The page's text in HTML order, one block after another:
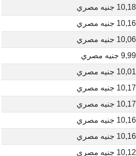
جنيه مصري
جنيه مصري
جنيه مصري
مصري
جنيه مصري
جنيه مصري
جنيه مصري
جنيه مصري
جنيه مصري
جنيه مصري